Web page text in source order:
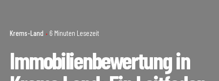
Krems-Land 6 Minuten Lesezeit
Immobilienbewertung in